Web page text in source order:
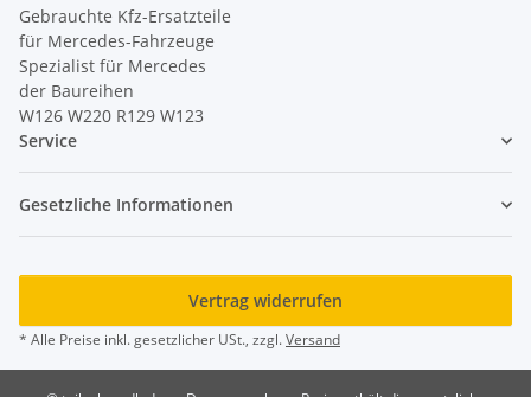
Gebrauchte Kfz-Ersatzteile
für Mercedes-Fahrzeuge
Spezialist für Mercedes
der Baureihen
W126 W220 R129 W123
Service
Gesetzliche Informationen
Vertrag widerrufen
* Alle Preise inkl. gesetzlicher USt., zzgl.Versand